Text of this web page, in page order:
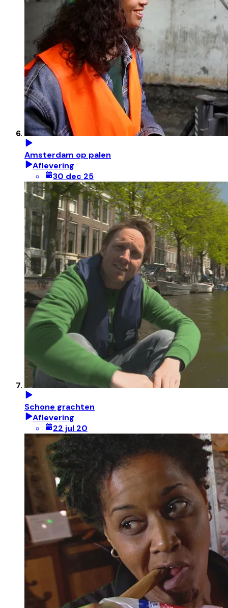
Amsterdam op palen
Aflevering
30 dec 25
Schone grachten
Aflevering
22 jul 20